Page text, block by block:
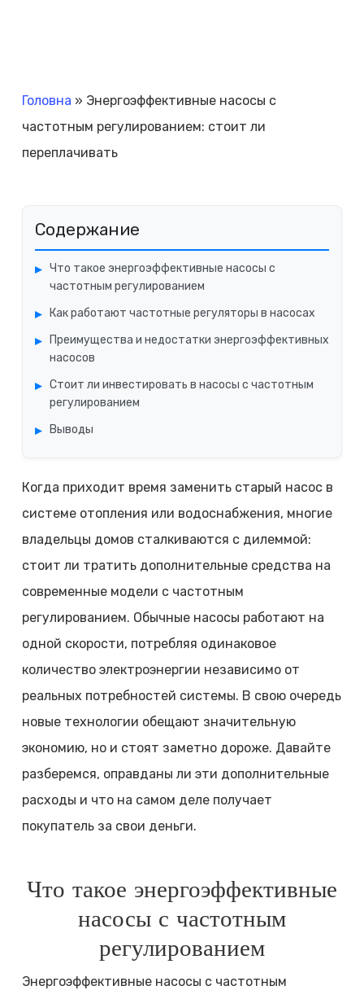
Головна » Энергоэффективные насосы с
частотным регулированием: стоит ли
переплачивать
Содержание
Что такое энергоэффективные насосы с
частотным регулированием
Как работают частотные регуляторы в насосах
Преимущества и недостатки энергоэффективных
насосов
Стоит ли инвестировать в насосы с частотным
регулированием
Выводы
Когда приходит время заменить старый насос в
системе отопления или водоснабжения, многие
владельцы домов сталкиваются с дилеммой:
стоит ли тратить дополнительные средства на
современные модели с частотным
регулированием. Обычные насосы работают на
одной скорости, потребляя одинаковое
количество электроэнергии независимо от
реальных потребностей системы. В свою очередь
новые технологии обещают значительную
экономию, но и стоят заметно дороже. Давайте
разберемся, оправданы ли эти дополнительные
расходы и что на самом деле получает
покупатель за свои деньги.
Что такое энергоэффективные
насосы с частотным
регулированием
Энергоэффективные насосы с частотным